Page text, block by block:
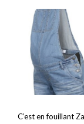
C’est en fouillant